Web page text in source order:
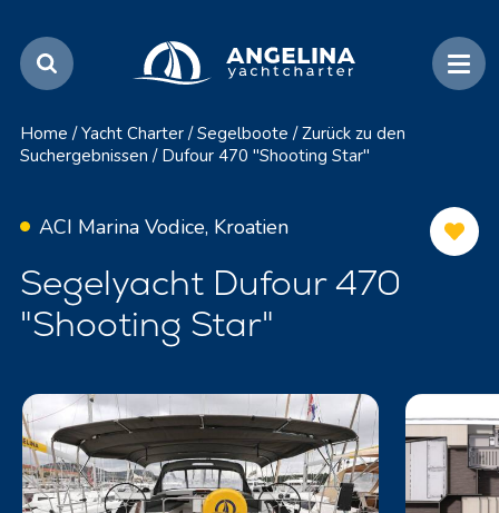
Home / Yacht Charter / Segelboote / Zurück zu den
Suchergebnissen / Dufour 470 "Shooting Star"
ACI Marina Vodice, Kroatien
Segelyacht Dufour 470
"Shooting Star"